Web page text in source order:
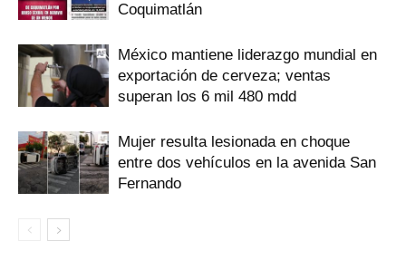
Coquimatlán
México mantiene liderazgo mundial en
exportación de cerveza; ventas
superan los 6 mil 480 mdd
Mujer resulta lesionada en choque
entre dos vehículos en la avenida San
Fernando